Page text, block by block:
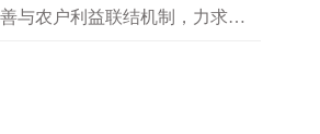
与农户利益联结机制，力求与